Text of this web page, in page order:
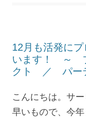
12月も活発に
います！ ～
クト ／ パー
こんにちは。サ
早いもので、今